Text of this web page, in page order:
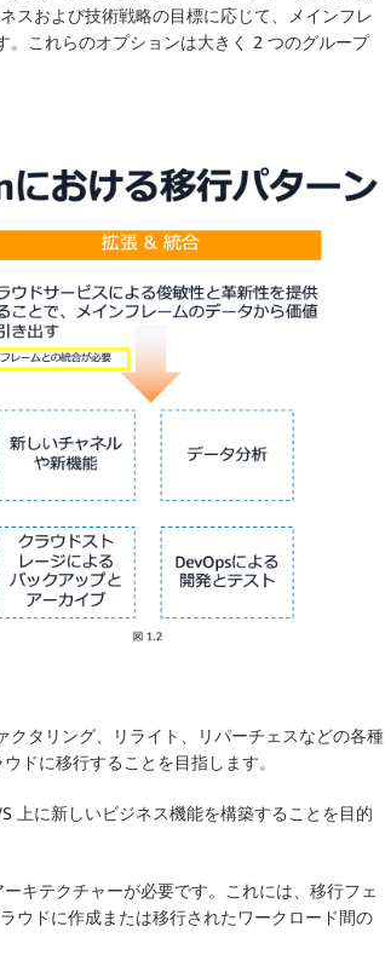
スおよび技術戦略の目標に応じて、メインフレ
これらのオプションは大きく 2 つのグループ
タリング、リライト、リパーチェスなどの各種
ドに移行することを目指します。
上に新しいビジネス機能を構築することを目的
キテクチャーが必要です。これには、移行フェ
ウドに作成または移行されたワークロード間の